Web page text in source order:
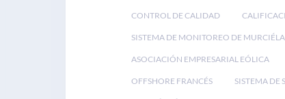
CONTROL DE CALIDAD
SISTEMA DE MONITOREO DE
ASOCIACIÓN EMPRESARIAL EÓLICA
OFFSHORE FRANCÉS SISTEMA DE